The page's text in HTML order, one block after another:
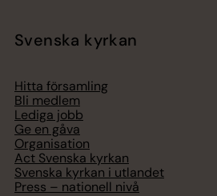
Svenska kyrkan
Hitta församling
Bli medlem
Lediga jobb
Ge en gåva
Organisation
Act Svenska kyrkan
Svenska kyrkan i utlandet
Press – nationell nivå